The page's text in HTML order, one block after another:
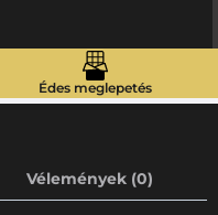
Édes meglepetés
Vélemények (0)